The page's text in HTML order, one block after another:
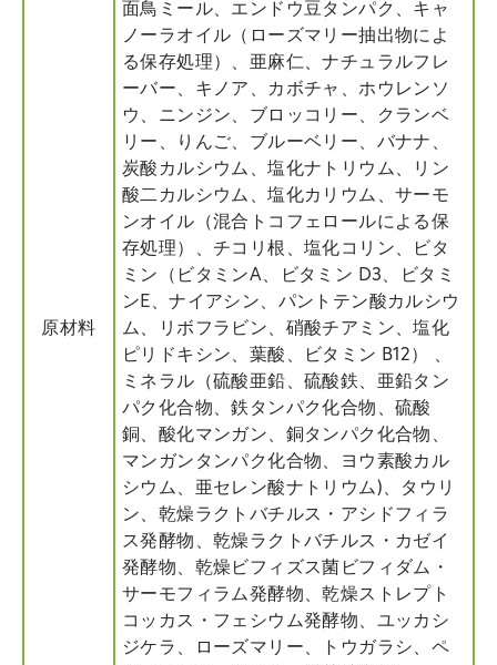
原材料
面鳥ミール、エンドウ豆タンパク、キャ
ノーラオイル（ローズマリー抽出物によ
る保存処理）、亜麻仁、ナチュラルフレ
ーバー、キノア、カボチャ、ホウレンソ
ウ、ニンジン、ブロッコリー、クランベ
リー、りんご、ブルーベリー、バナナ、
炭酸カルシウム、塩化ナトリウム、リン
酸二カルシウム、塩化カリウム、サーモ
ンオイル（混合トコフェロールによる保
存処理）、チコリ根、塩化コリン、ビタ
ミン（ビタミンA、ビタミン D3、ビタミ
ンE、ナイアシン、パントテン酸カルシウ
ム、リボフラビン、硝酸チアミン、塩化
ピリドキシン、葉酸、ビタミン B12） 、
ミネラル（硫酸亜鉛、硫酸鉄、亜鉛タン
パク化合物、鉄タンパク化合物、硫酸
銅、酸化マンガン、銅タンパク化合物、
マンガンタンパク化合物、ヨウ素酸カル
シウム、亜セレン酸ナトリウム)、タウリ
ン、乾燥ラクトバチルス・アシドフィラ
ス発酵物、乾燥ラクトバチルス・カゼイ
発酵物、乾燥ビフィズス菌ビフィダム・
サーモフィラム発酵物、乾燥ストレプト
コッカス・フェシウム発酵物、ユッカシ
ジケラ、ローズマリー、トウガラシ、ペ